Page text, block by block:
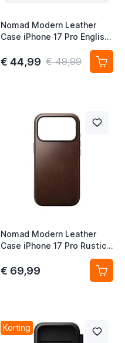
Nomad Modern Leather
Case iPhone 17 Pro English
€ 44,99 € 49,99
Nomad Modern Leather
Case iPhone 17 Pro Rustic
€ 69,99
Korting